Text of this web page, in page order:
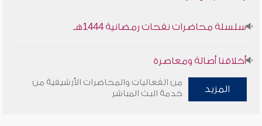
سلسلة محاضرات نفحات رمضانية 1444هـ
أخلاقنا أصالة ومعاصرة
وأمنهم من خوف 9
المزيد
من الفعاليات والمحاضرات الأرشيفية من
خدمة البث المباشر